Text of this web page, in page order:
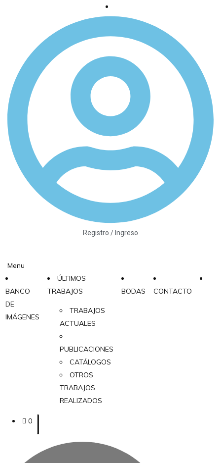
Registro / Ingreso
Menu
BANCO
DE
IMÁGENES
ÚLTIMOS
TRABAJOS
TRABAJOS
ACTUALES
PUBLICACIONES
CATÁLOGOS
OTROS
TRABAJOS
REALIZADOS
BODAS CONTACTO
0